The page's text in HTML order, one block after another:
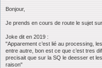
s
g
Bonjour,
Je prends en cours de route le sujet
Joke dit en 2019 :
"Apparement c’est lié au processing,
entre autre, bon est ce que c’est tres
precisait que sur la SQ le deesser et
raison"